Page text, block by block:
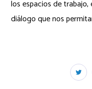
los espacios de
diálogo que nos